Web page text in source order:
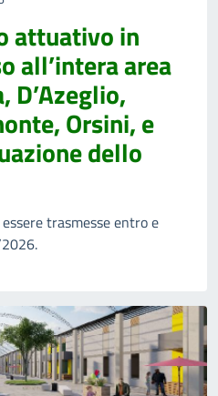
attuativo in
all’intera area
D’Azeglio,
Orsini, e
dello
trasmesse entro e